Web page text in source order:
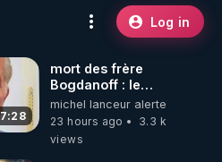
Log in
7:28
mort des frère
Bogdanoff : le
mensonge d état
michel lanceur alerte
23 hours ago
3.3 k
views